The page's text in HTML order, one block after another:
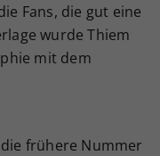
Fans, die gut eine
wurde Thiem
mit dem
frühere Nummer